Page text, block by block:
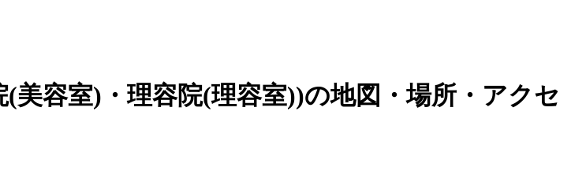
美容室)・理容院(理容室))の地図・場所・アクセ